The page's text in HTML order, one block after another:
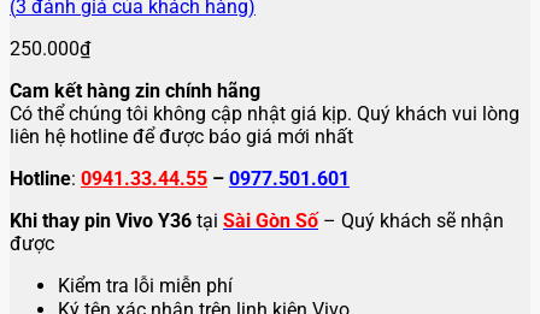
(3 đánh giá của khách hàng)
250.000₫
Cam kết hàng zin chính hãng
Có thể chúng tôi không cập nhật giá kịp. Quý khách vui lòng
liên hệ hotline để được báo giá mới nhất
Hotline: 0941.33.44.55 – 0977.501.601
Khi thay pin Vivo Y36 tại Sài Gòn Số– Quý khách sẽ nhận
được
Kiểm tra lỗi miễn phí